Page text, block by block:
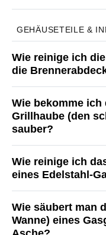
GEHÄUSETEILE &
Wie reinige ich
die
Wie bekomme
Grillhaube (den
sauber?
Wie reinige ich
eines Edelstahl-
Wie säubert man
Wanne) eines